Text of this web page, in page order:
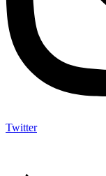
Twitter